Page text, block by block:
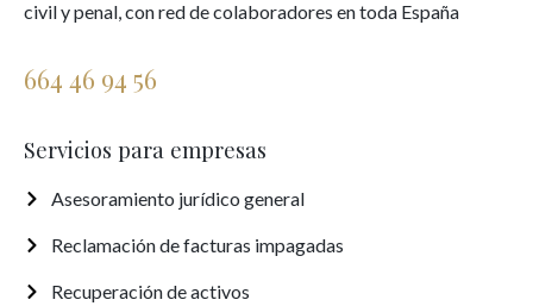
civil y penal, con red de colaboradores en toda España
664 46 94 56
Servicios para empresas
Asesoramiento jurídico general
Reclamación de facturas impagadas
Recuperación de activos